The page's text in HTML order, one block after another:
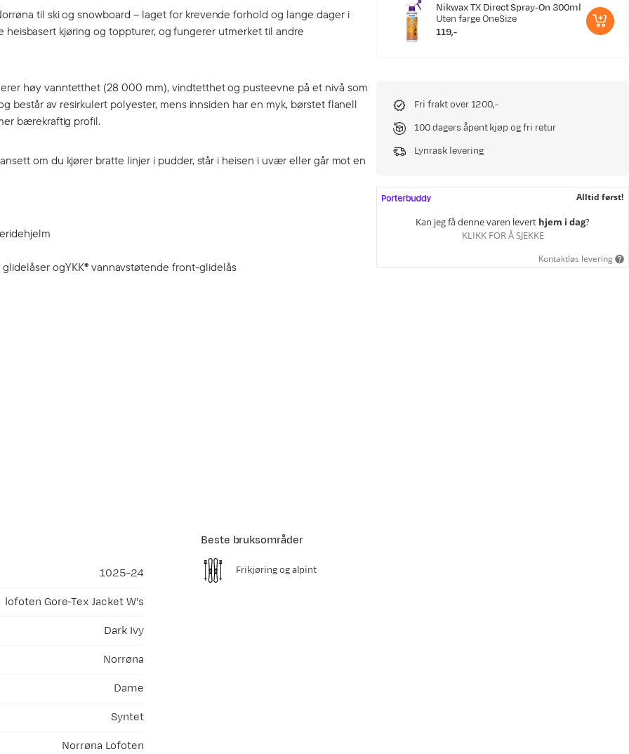
til ski og snowboard – laget for krevende forhold og lange dager i
kjøring og toppturer, og fungerer utmerket til andre
høy vanntetthet (28 000 mm), vindtetthet og pusteevne på et nivå som
av resirkulert polyester, mens innsiden har en myk, børstet flanell
bærekraftig profil.
om du kjører bratte linjer i pudder, står i heisen i uvær eller går mot en
ogYKK® vannavstøtende front-glidelås
1025-24
lofoten Gore-Tex Jacket W's
Dark Ivy
Norrøna
Dame
Syntet
Norrøna Lofoten
Beste bruksområder
Frikjøring og alpint
Nikwax TX Direct Spray-On 300ml
Uten fargeOneSize
price
119,-
Fri frakt over 1200,-
100 dagers åpent kjøp og fri retur
Lynrask levering
Alltid først!
Kan jeg få denne varen levert hjem i dag?
KLIKK FOR Å SJEKKE
Kontaktløs levering